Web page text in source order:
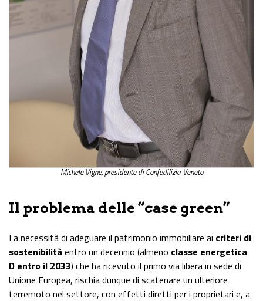
Michele Vigne, presidente di Confedilizia Veneto
Il problema delle “case green”
La necessità di adeguare il patrimonio immobiliare ai criteri di
sostenibilità entro un decennio (almeno classe energetica
D entro il 2033) che ha ricevuto il primo via libera in sede di
Unione Europea, rischia dunque di scatenare un ulteriore
terremoto nel settore, con effetti diretti per i proprietari e, a